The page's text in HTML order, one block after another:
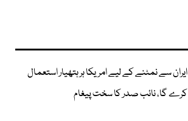
ایران سے نمٹنے کے لیے امریکا ہر ہتھیار استعمال
کرے گا، نائب صدر کا سخت پیغام